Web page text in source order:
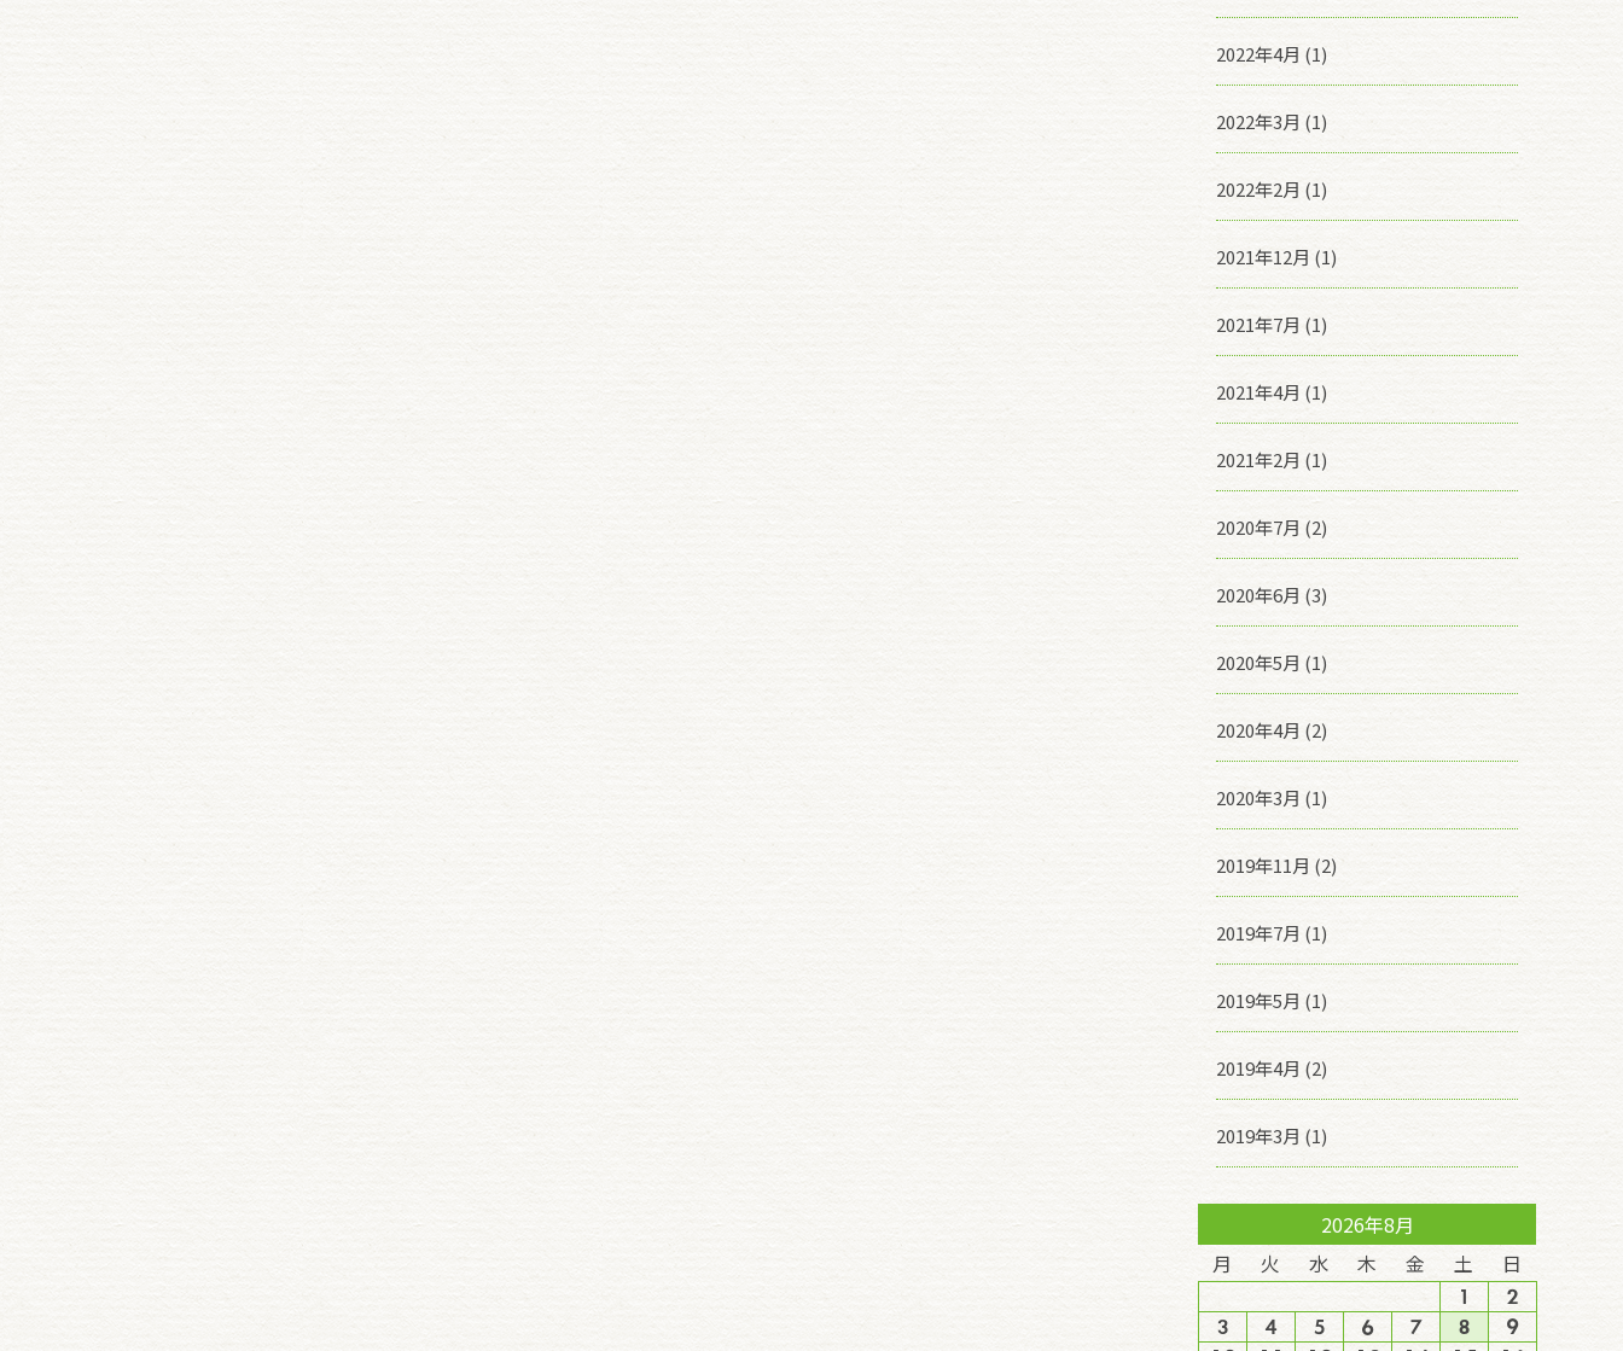
2022年4月 (1)
2022年3月 (1)
2022年2月 (1)
2021年12月 (1)
2021年7月 (1)
2021年4月 (1)
2021年2月 (1)
2020年7月 (2)
2020年6月 (3)
2020年5月 (1)
2020年4月 (2)
2020年3月 (1)
2019年11月 (2)
2019年7月 (1)
2019年5月 (1)
2019年4月 (2)
2019年3月 (1)
2026年8月
月
火 水 木 金 土 日
1
2
3
4 5 6 7 8
9